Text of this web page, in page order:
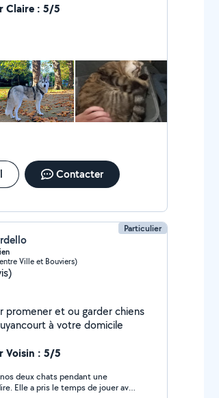
avec plusieurs années
de 2.5 ans à 12 ans. Mon
J'adore également les
Orsay (non véhiculé). Mon
avec les animaux Ayant
et NAC (hamsters,cochons
des chiens et NAC
depuis mon adolescence, je
soins, jeux et amour. Je
de blessures ou problèmes de
de 13 ans à la maison, très
les animaux
Claire : 5/5
Contacter
Particulier
Ville et Bouviers)
promener et ou garder chiens
à votre domicile
Voisin : 5/5
deux chats pendant une
avec